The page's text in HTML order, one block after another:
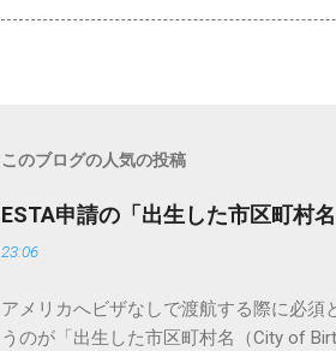
このブログの人気の投稿
ESTA申請の「出生した市区町村
23:06
アメリカへビザなしで渡航する際に必須
うのが「出生した市区町村名（City of